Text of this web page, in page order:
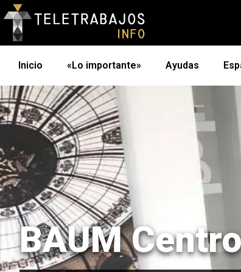
Inicio «Lo importante» Ayudas
BAUM